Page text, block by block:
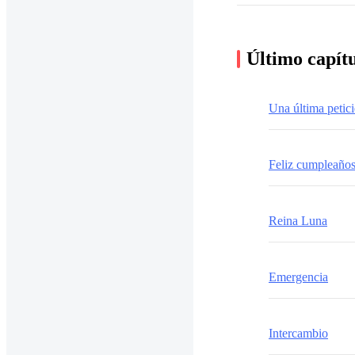
Último
Una última
Feliz cumpleaños
Reina Luna
Emergencia
Intercambio